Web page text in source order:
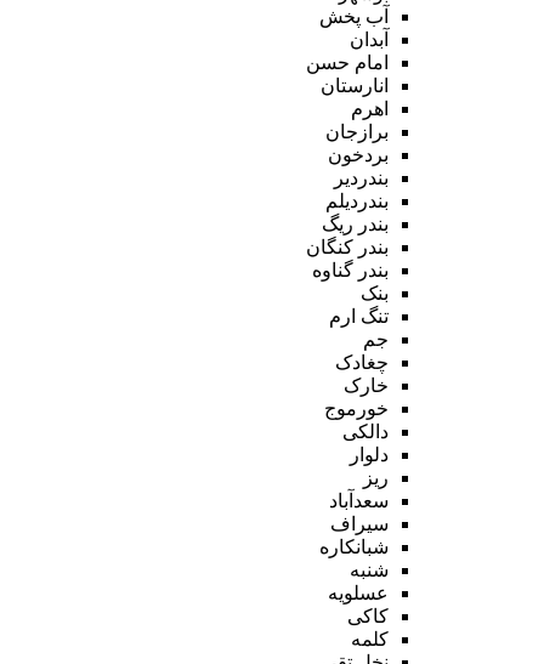
آب پخش
آبدان
امام حسن
انارستان
اهرم
برازجان
بردخون
بندردیر
بندردیلم
بندر ریگ
بندر کنگان
بندر گناوه
بنک
تنگ ارم
جم
چغادک
خارک
خورموج
دالکی
دلوار
ریز
سعدآباد
سیراف
شبانکاره
شنبه
عسلویه
کاکی
کلمه